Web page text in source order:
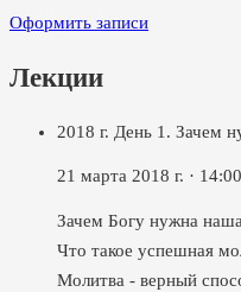
Оформить записи
Лекции
2018 г. День 1. Зачем
21 марта 2018 г. · 14:00
Зачем Богу нужна
Что такое успешная
Молитва - верный